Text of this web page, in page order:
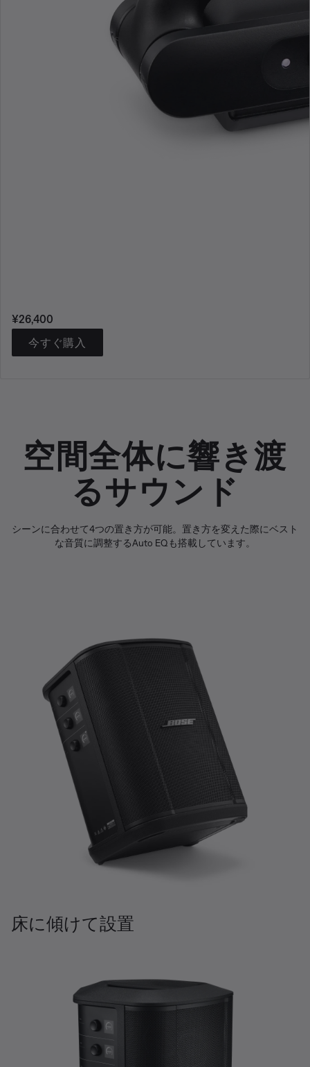
価格:
¥26,400
今すぐ購入
空間全体に響き渡
るサウンド
シーンに合わせて4つの置き方が可能。置き方を変えた際にベスト
な音質に調整するAuto EQも搭載しています。
床に傾けて設置